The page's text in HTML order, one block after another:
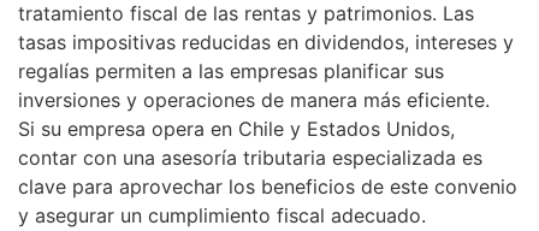
tratamiento fiscal de las rentas y patrimonios. Las
tasas impositivas reducidas en dividendos, intereses y
regalías permiten a las empresas planificar sus
inversiones y operaciones de manera más eficiente.
Si su empresa opera en Chile y Estados Unidos,
contar con una asesoría tributaria especializada es
clave para aprovechar los beneficios de este convenio
y asegurar un cumplimiento fiscal adecuado.